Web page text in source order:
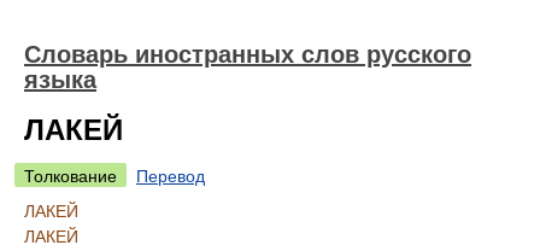
Словарь иностранных слов русского
языка
ЛАКЕЙ
Толкование
Перевод
ЛАКЕЙ
ЛАКЕЙ